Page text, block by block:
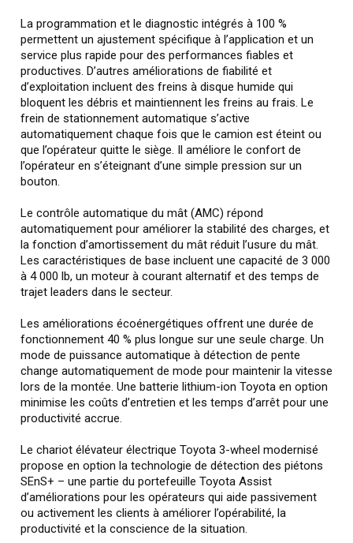
La programmation et le diagnostic intégrés à 100 %
permettent un ajustement spécifique à l’application et un
service plus rapide pour des performances fiables et
productives. D’autres améliorations de fiabilité et
d’exploitation incluent des freins à disque humide qui
bloquent les débris et maintiennent les freins au frais. Le
frein de stationnement automatique s’active
automatiquement chaque fois que le camion est éteint ou
que l’opérateur quitte le siège. Il améliore le confort de
l’opérateur en s’éteignant d’une simple pression sur un
bouton.
Le contrôle automatique du mât (AMC) répond
automatiquement pour améliorer la stabilité des charges, et
la fonction d’amortissement du mât réduit l’usure du mât.
Les caractéristiques de base incluent une capacité de 3 000
à 4 000 lb, un moteur à courant alternatif et des temps de
trajet leaders dans le secteur.
Les améliorations écoénergétiques offrent une durée de
fonctionnement 40 % plus longue sur une seule charge. Un
mode de puissance automatique à détection de pente
change automatiquement de mode pour maintenir la vitesse
lors de la montée. Une batterie lithium-ion Toyota en option
minimise les coûts d’entretien et les temps d’arrêt pour une
productivité accrue.
Le chariot élévateur électrique Toyota 3-wheel modernisé
propose en option la technologie de détection des piétons
SEnS+ – une partie du portefeuille Toyota Assist
d’améliorations pour les opérateurs qui aide passivement
ou activement les clients à améliorer l’opérabilité, la
productivité et la conscience de la situation.